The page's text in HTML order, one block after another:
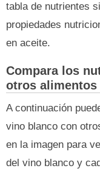
tabla de nutrientes
propiedades
en aceite.
Compara los
otros alimentos
A continuación
vino blanco con
en la imagen para
del vino blanco y